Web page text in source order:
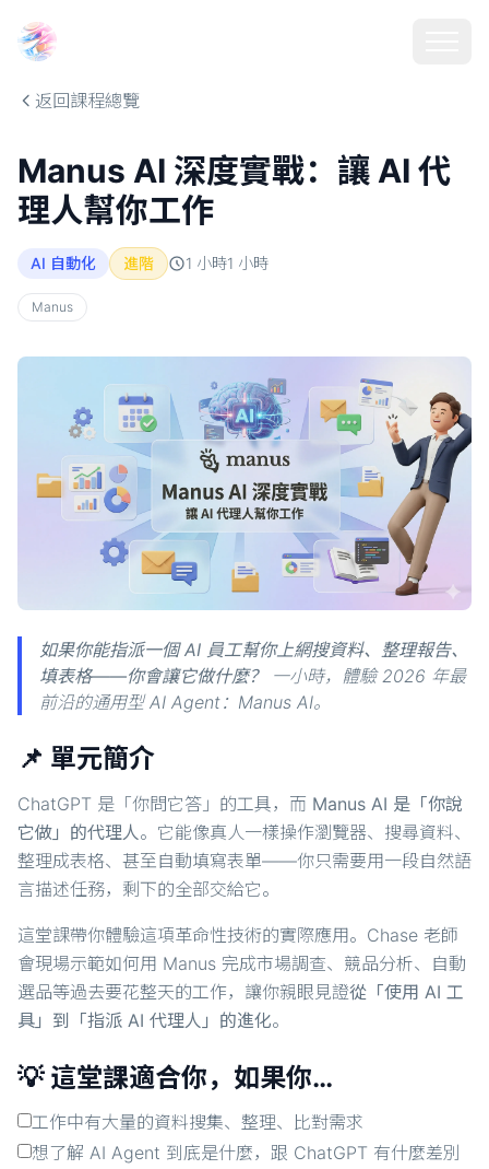
返回課程總覽
Manus AI 深度實戰：讓 AI 代
理人幫你工作
AI 自動化 進階 1 小時1 小時
Manus
如果你能指派一個 AI 員工幫你上網搜資料、整理報告、
填表格——你會讓它做什麼？
一小時，體驗 2026 年最
前沿的通用型 AI Agent：Manus AI。
📌 單元簡介
ChatGPT 是「你問它答」的工具，而 Manus AI 是「你說
它做」的代理人。它能像真人一樣操作瀏覽器、搜尋資料、
整理成表格、甚至自動填寫表單——你只需要用一段自然語
言描述任務，剩下的全部交給它。
這堂課帶你體驗這項革命性技術的實際應用。Chase 老師
會現場示範如何用 Manus 完成市場調查、競品分析、自動
選品等過去要花整天的工作，讓你親眼見證從「使用 AI 工
具」到「指派 AI 代理人」的進化。
💡 這堂課適合你，如果你…
工作中有大量的資料搜集、整理、比對需求
想了解 AI Agent 到底是什麼，跟 ChatGPT 有什麼差別